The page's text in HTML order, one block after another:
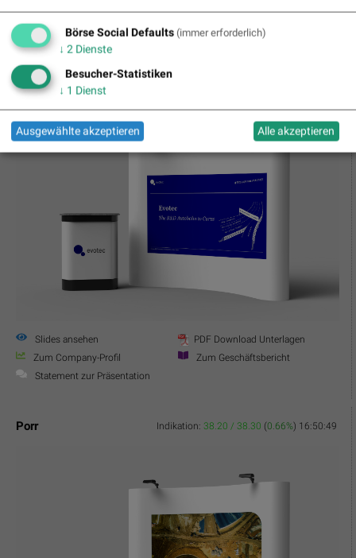
Zum Company-Profil
Zum Geschäftsbericht
Statement zur Präsentation
zum CEO-Graph
evotec Indikation:
Slides ansehen
PDF Download Unterlagen
Zum Company-Profil
Zum Geschäftsbericht
Statement zur Präsentation
Porr Indikation: 38.20 / 38.30 (0.66%) 16:50:49
Börse Social Defaults (immer erforderlich)
↓ 2 Dienste
Besucher-Statistiken
↓ 1 Dienst
Ausgewählte akzeptieren Alle akzeptieren